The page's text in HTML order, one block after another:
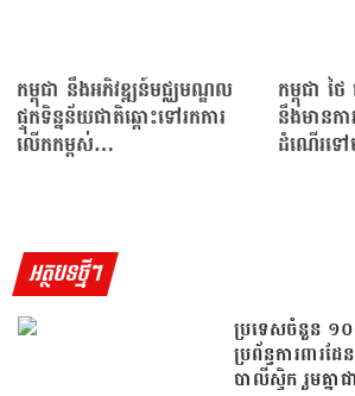
កម្ពុជា នឹងអភិវឌ្ឍន៍មជ្ឈមណ្ឌល
ផ្ទុកទិន្នន័យជាតិឆ្ពោះទៅរកការ
លើកកម្ពស់
កម្ពុជា
នឹងមានកា
ដំណើរទ
អត្ថបទថ្មីៗ
ប្រទេសចំនួន ១០
ប្រព័ន្ធការពា
បាលីស្ទិក រួមគ្ន